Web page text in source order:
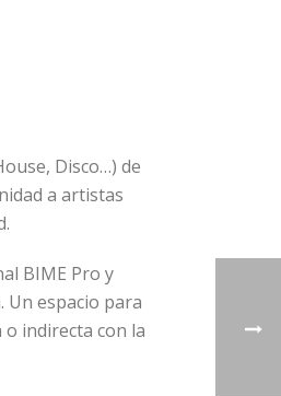
Disco…) de
a artistas
BIME Pro y
Un espacio para
indirecta con la